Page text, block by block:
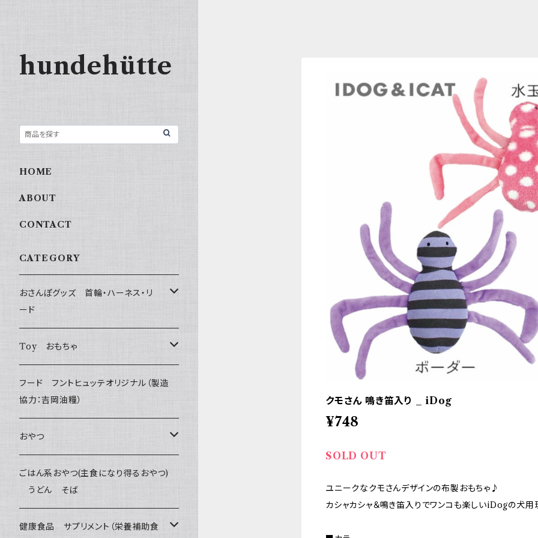
クモさん 鳴き笛入り _ iDog
¥748
SOLD OUT
ユニークなクモさんデザインの布製おもちゃ♪
カシャカシャ＆鳴き笛入りでワンコも楽しいiDogの犬
hundehütte
HOME
ABOUT
CONTACT
CATEGORY
おさんぽグッズ 首輪・ハーネス・リ
ード
フントヒュッテオリジナル Gold
Sサイズ(テープ幅1.5cm) _ 首輪&リードセッ
ト
Sサイズ(テープ幅1.5cm) _ 首輪
フントヒュッテオリジナル Silver
(販売終了)
Collar & Leash - XS（超小型犬・幼犬用）
Harness & Leash - XS（超小型犬･幼犬
フントヒュッテオリジナル Woven
Harness & Leash - XS
セレクト
幼犬・超小型犬用 _ 幅1.0cm
flexi フレキシリード(伸縮リード)
Toy おもちゃ
たまごちゃん
BESTEVER / ベストエバー
iDog&iCat
ぬいぐるみ
ラテックスTOY
PomPreece / ポンポリース
デンタル
etc.
フード フントヒュッテオリジナル（製造
協力：吉岡油糧）
おやつ
Bon・rupa(ボンルパ)
京
職人の味
ごはん系おやつ(主食になり得るおやつ)
うどん そば
健康食品 サプリメント（栄養補助食